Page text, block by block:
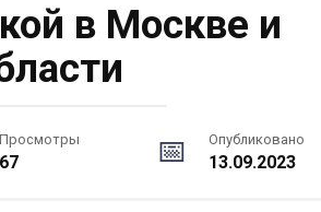
в Москве и
Просмотры
67
Опубликовано
13.09.2023